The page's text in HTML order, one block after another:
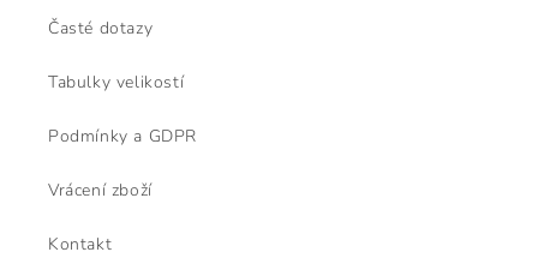
Časté dotazy
Tabulky velikostí
Podmínky a GDPR
Vrácení zboží
Kontakt